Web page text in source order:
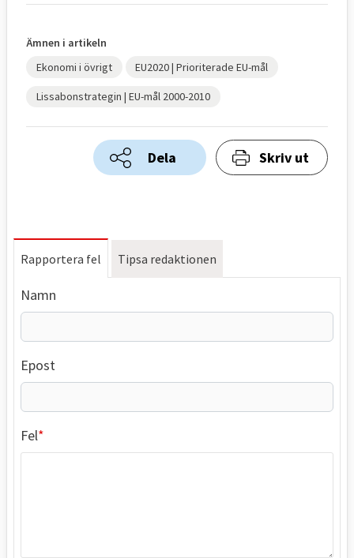
Ämnen i artikeln
Ekonomi i övrigt
EU2020 | Prioriterade EU-mål
Lissabonstrategin | EU-mål 2000-2010
Dela Skriv ut
Rapportera fel Tipsa redaktionen
Namn
Epost
Fel